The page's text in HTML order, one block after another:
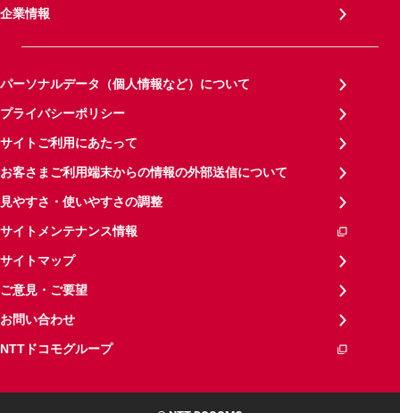
企業情報
パーソナルデータ（個人情報など）について
プライバシーポリシー
サイトご利用にあたって
お客さまご利用端末からの情報の外部送信について
見やすさ・使いやすさの調整
サイトメンテナンス情報
サイトマップ
ご意見・ご要望
お問い合わせ
NTTドコモグループ